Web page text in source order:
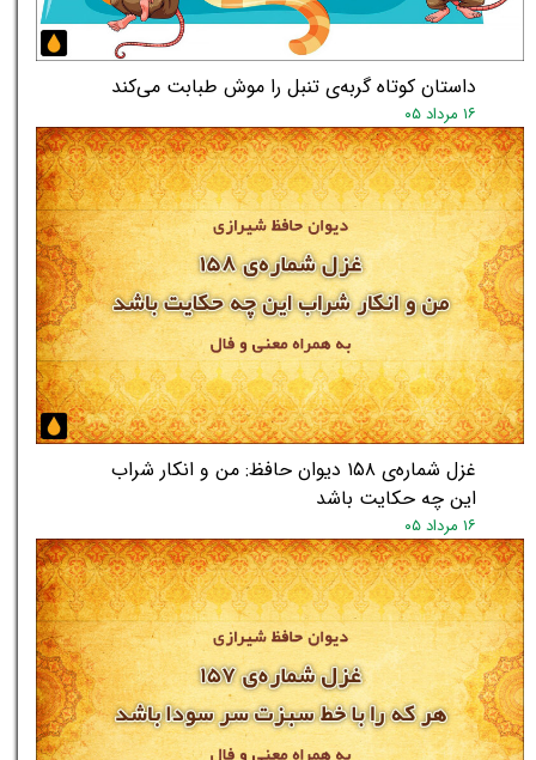
★★
داستان کوتاه گربه‌ی تنبل را موش طبابت می‌کند
۱۶ مرداد ۰۵
غزل شماره‌ی ۱۵۸ دیوان حافظ: من و انکار شراب
این چه حکایت باشد
۱۶ مرداد ۰۵